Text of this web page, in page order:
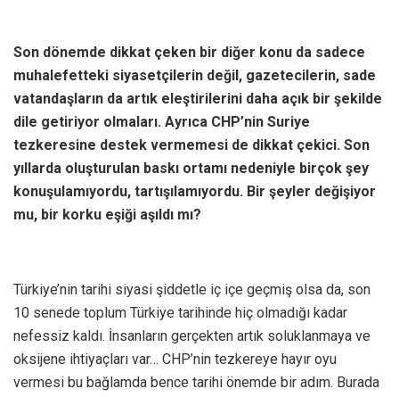
Son dönemde dikkat çeken bir diğer konu da sadece
muhalefetteki siyasetçilerin değil, gazetecilerin, sade
vatandaşların da artık eleştirilerini daha açık bir şekilde
dile getiriyor olmaları. Ayrıca CHP’nin Suriye
tezkeresine destek vermemesi de dikkat çekici. Son
yıllarda oluşturulan baskı ortamı nedeniyle birçok şey
konuşulamıyordu, tartışılamıyordu. Bir şeyler değişiyor
mu, bir korku eşiği aşıldı mı?
Türkiye’nin tarihi siyasi şiddetle iç içe geçmiş olsa da, son
10 senede toplum Türkiye tarihinde hiç olmadığı kadar
nefessiz kaldı. İnsanların gerçekten artık soluklanmaya ve
oksijene ihtiyaçları var… CHP’nin tezkereye hayır oyu
vermesi bu bağlamda bence tarihi önemde bir adım. Burada